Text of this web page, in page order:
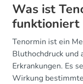
Was ist
funktioniert
Tenormin ist ein
Bluthochdruck und
Erkrankungen. Es
Wirkung